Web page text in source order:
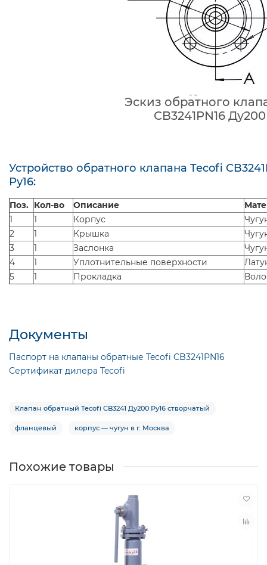
Эскиз обратного
CB3241PN16
Устройство обратного клапана Tecofi
Ру16:
Поз. Кол-во Описание
1
1 Корпус
2
1 Крышка
3
1 Заслонка
4
1 Уплотнительные поверхности
5
1 Прокладка
Документы
Паспорт на клапаны обратные Tecofi CB3241PN16
Сертификат дилера Tecofi
Клапан обратный Tecofi CB3241 Ду200 Ру16 створчатый
фланцевый корпус — чугун в г. Москва
Похожие товары